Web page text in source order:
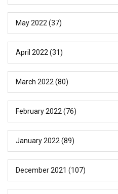
May 2022 (37)
April 2022 (31)
March 2022 (80)
February 2022 (76)
January 2022 (89)
December 2021 (107)